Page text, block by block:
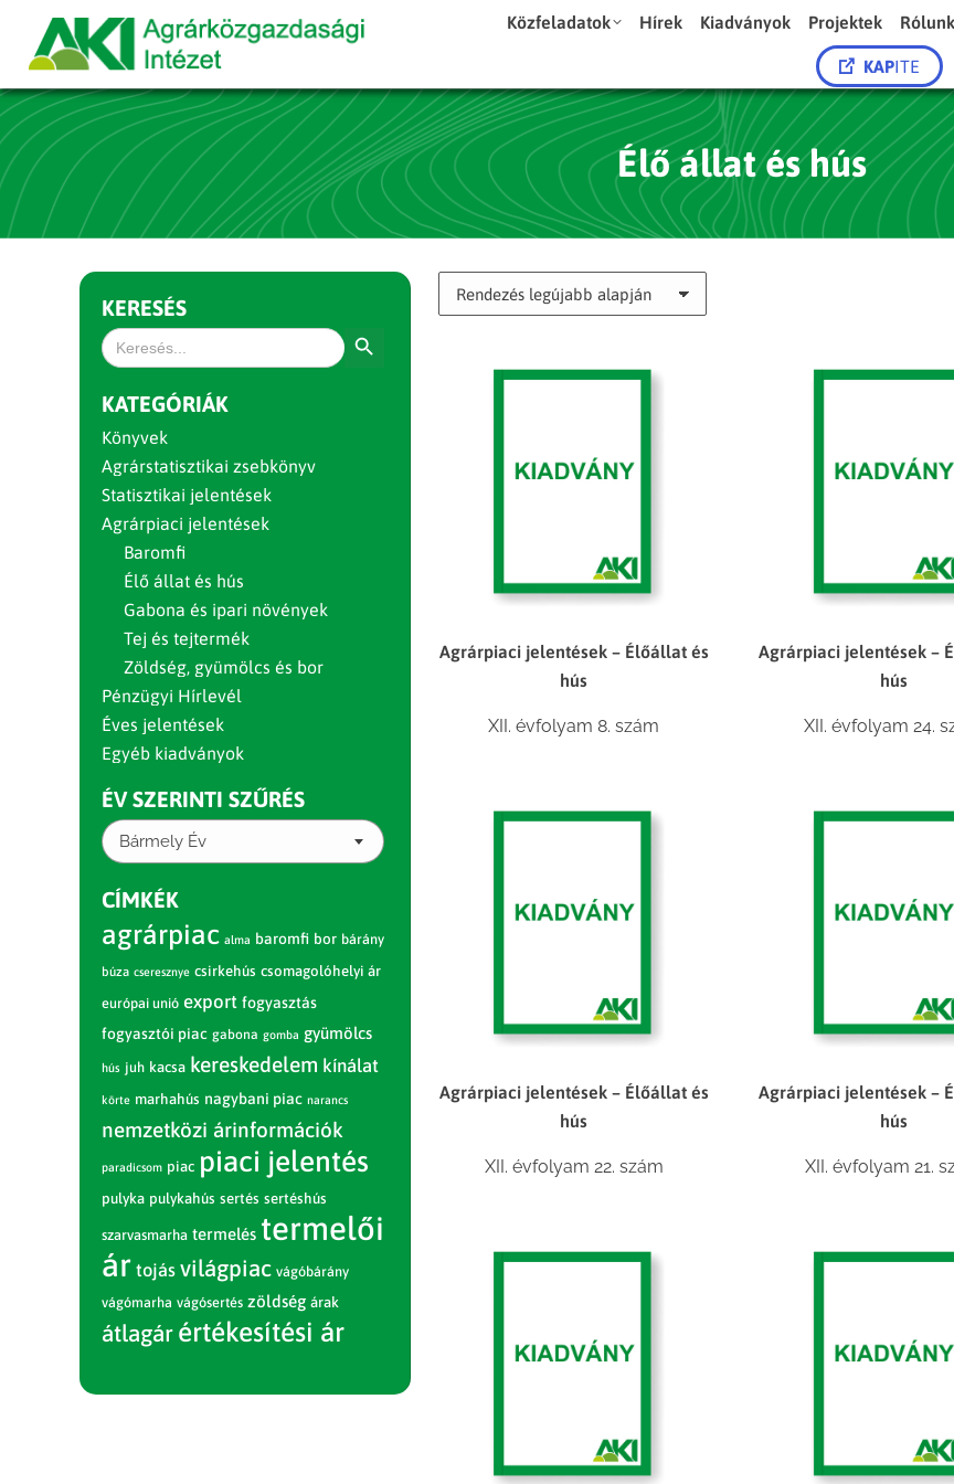
Közfeladatok Hírek Kiadványok Projektek Rólunk
KAPITE
Élő állat és hús
Agrárpiaci jelentések – Élőállat és
hús
XII. évfolyam 8. szám
Agrárpiaci jelentések –
hús
XII. évfolyam 24.
Agrárpiaci jelentések – Élőállat és
hús
XII. évfolyam 22. szám
Agrárpiaci jelentések –
hús
XII. évfolyam 21.
KERESÉS
Search
for:
KATEGÓRIÁK
Könyvek
Agrárstatisztikai zsebkönyv
Statisztikai jelentések
Agrárpiaci jelentések
Baromfi
Élő állat és hús
Gabona és ipari növények
Tej és tejtermék
Zöldség, gyümölcs és bor
Pénzügyi Hírlevél
Éves jelentések
Egyéb kiadványok
ÉV SZERINTI SZŰRÉS
Bármely Év
CÍMKÉK
agrárpiac alma baromfi bor bárány
búza cseresznye csirkehús csomagolóhelyi ár
európai unió export fogyasztás
fogyasztói piac gabona gomba gyümölcs
hús juh kacsa kereskedelem kínálat
körte marhahús nagybani piac narancs
nemzetközi árinformációk
paradicsom piac piaci jelentés
pulyka pulykahús sertés sertéshús
szarvasmarha termelés termelői
ár tojás világpiac vágóbárány
vágómarha vágósertés zöldség árak
átlagár értékesítési ár